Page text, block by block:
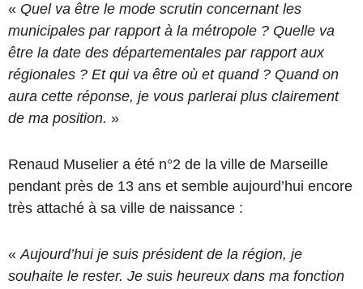
« Quel va être le mode scrutin concernant les
municipales par rapport à la métropole ? Quelle va
être la date des départementales par rapport aux
régionales ? Et qui va être où et quand ? Quand on
aura cette réponse, je vous parlerai plus clairement
de ma position. »
Renaud Muselier a été n°2 de la ville de Marseille
pendant près de 13 ans et semble aujourd’hui encore
très attaché à sa ville de naissance :
«Aujourd’hui je suis président de la région, je
souhaite le rester. Je suis heureux dans ma fonction